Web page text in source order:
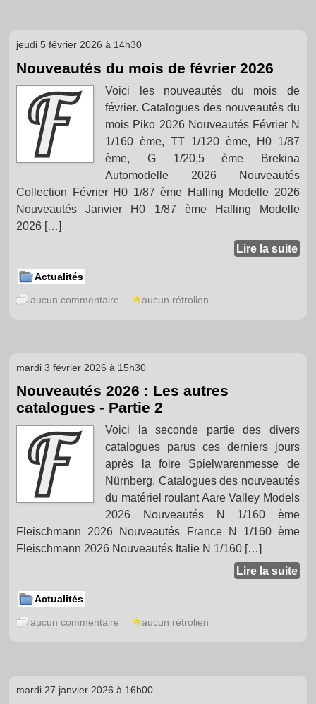
jeudi 5 février 2026 à 14h30
Nouveautés du mois de février 2026
Voici les nouveautés du mois de
février. Catalogues des nouveautés du
mois Piko 2026 Nouveautés Février N
1/160 ème, TT 1/120 ème, H0 1/87
ème, G 1/20,5 ème Brekina
Automodelle 2026 Nouveautés
Collection Février H0 1/87 ème Halling Modelle 2026
Nouveautés Janvier H0 1/87 ème Halling Modelle
2026 […]
Lire la suite
Actualités
aucun commentaire aucun rétrolien
mardi 3 février 2026 à 15h30
Nouveautés 2026 : Les autres
catalogues - Partie 2
Voici la seconde partie des divers
catalogues parus ces derniers jours
après la foire Spielwarenmesse de
Nürnberg. Catalogues des nouveautés
du matériel roulant Aare Valley Models
2026 Nouveautés N 1/160 ème
Fleischmann 2026 Nouveautés France N 1/160 ème
Fleischmann 2026 Nouveautés Italie N 1/160 […]
Lire la suite
Actualités
aucun commentaire aucun rétrolien
mardi 27 janvier 2026 à 16h00